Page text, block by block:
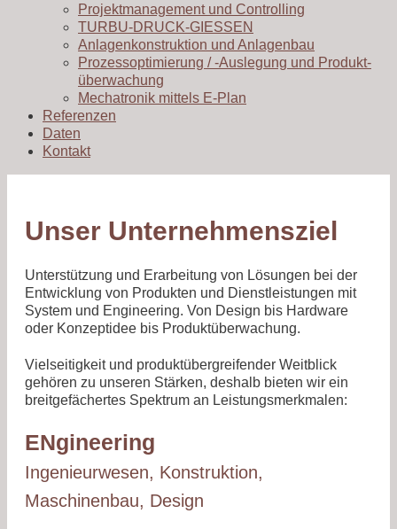
Projekt­manage­ment und Controlling
TURBU-DRUCK-GIESSEN
Anlagenkonstruktion und Anlagenbau
Prozess­opti­mie­rung / -Auslegung und Produkt­
über­wachung
Mechatronik mittels E-Plan
Referenzen
Daten
Kontakt
Unser Unternehmensziel
Unterstützung und Erarbeitung von Lösungen bei der
Entwicklung von Produkten und Dienstleistungen mit
System und Engineering. Von Design bis Hardware
oder Konzeptidee bis Produkt­überwachung.
Vielseitigkeit und produkt­übergreifender Weitblick
gehören zu unseren Stärken, deshalb bieten wir ein
breit­gefächertes Spektrum an Leistungs­merkmalen:
ENgineering
Ingenieurwesen, Konstruktion,
Maschinenbau, Design